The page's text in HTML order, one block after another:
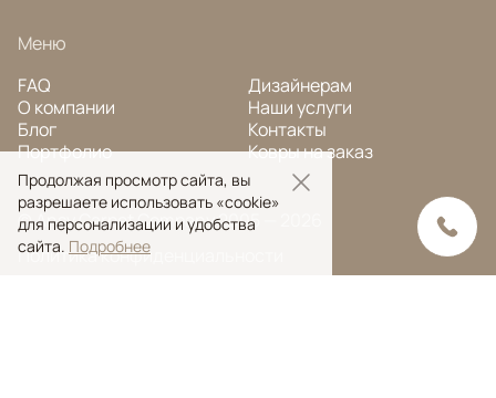
Меню
FAQ
О компании
Блог
Портфолио
Дизайнерам
Наши услуги
Контакты
Ковры на заказ
© Ansy Carpet Company 2005 — 2026
Политика конфиденциальности
Продолжая просмотр сайта, вы
разрешаете использовать «cookie»
для персонализации и удобства
сайта. Подробнее